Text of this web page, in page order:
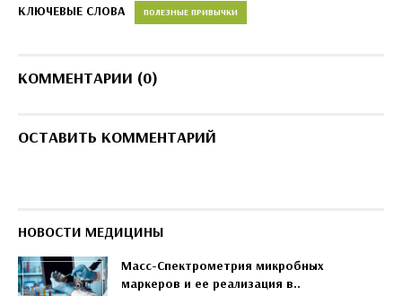
КЛЮЧЕВЫЕ СЛОВА ПОЛЕЗНЫЕ ПРИВЫЧКИ
КОММЕНТАРИИ (0)
ОСТАВИТЬ КОММЕНТАРИЙ
НОВОСТИ МЕДИЦИНЫ
Масс-Спектрометрия микробных
маркеров и ее реализация в..